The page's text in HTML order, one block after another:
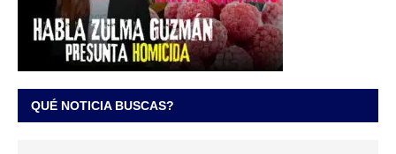
QUÉ NOTICIA BUSCAS?